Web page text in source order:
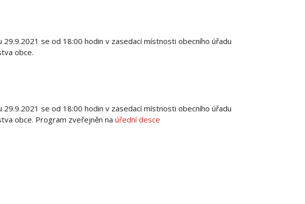
se od 18:00 hodin v zasedací místnosti obecního úřadu
obce.
se od 18:00 hodin v zasedací místnosti obecního úřadu
obce. Program zveřejněn na úřední desce